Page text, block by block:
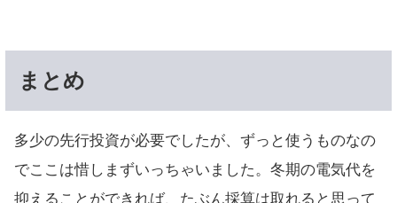
まとめ
多少の先行投資が必要でしたが、ずっと使うものなの
でここは惜しまずいっちゃいました。冬期の電気代を
抑えることができれば、たぶん採算は取れると思って